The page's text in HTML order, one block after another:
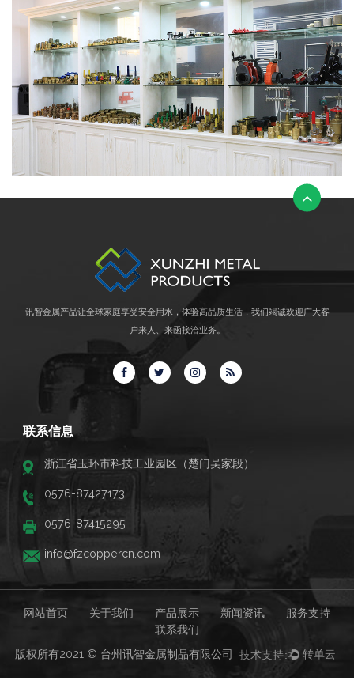
讯智金属产品让全球家庭享受安全用水，体验高品质生活，我们竭诚欢迎广大客
户来人、来函接洽业务。
联系信息
浙江省玉环市科技工业园区（楚门吴家段）
0576-87427173
0576-87415295
info@fzcoppercn.com
网站首页 关于我们 产品展示 新闻资讯
服务支持
联系我们
版权所有2021 © 台州讯智金属制品有限公司